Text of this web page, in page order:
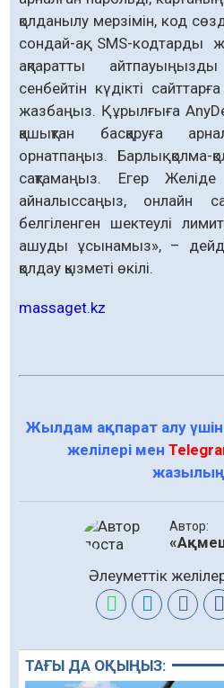
қолданылу мерзімін, код
сондай-ақ, SMS-кодтарды
ақпаратты
сенбейтін күдікті
жазбаңыз. Құрылғыға
қашықтан басқаруға
орнатпаңыз. Барлық қолма-
сақтамаңыз. Егер
айналыссаңыз, онлайн
белгіленген шектеулі
ашуды ұсынамыз», – дейді
қолдау қызметі өкілі.
massaget.kz
Жылдам ақпарат алу үшін
желілері мен
Автор:
Әлеуметтік
ТАҒЫ ДА ОҚЫҢЫЗ: